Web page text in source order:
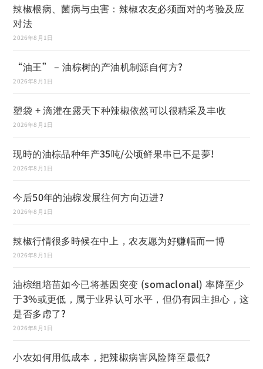
辣椒根病、菌病与虫害：辣椒农友必须面对的考验及应
对法
2026年8月1日
“油王” – 油棕树的产油机制源自何方?
2026年8月1日
塑袋 + 滴灌在露天下种辣椒依然可以很精采及丰收
2026年8月1日
现時的油棕品种年产35吨/公顷鲜果串已不是夢!
2026年8月1日
今后50年的油棕发展往何方向迈进?
2026年8月1日
辣椒行情很多時候在中上，农友愿为好赚幅而一博
2026年8月1日
油棕组培苗如今已将基因突变 (somaclonal) 率降至少
于3%或更低，属于业界认可水平，但仍有园主担心，这
是否多虑了?
2026年8月1日
小农如何用低成本，把辣椒病害风险降至最低?